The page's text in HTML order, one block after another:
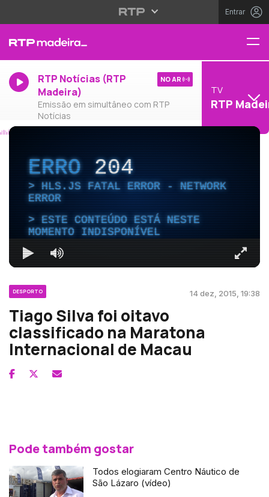
Entrar
RTP Notícias (RTP
Madeira)
Emissão em simultâneo com RTP
Notícias
NO AR
TV
RTP
ERRO204
HLS.JS FATAL ERROR - NETWORK
ERROR
ESTE CONTEÚDO ESTÁ NESTE
MOMENTO INDISPONÍVEL
DESPORTO 14 dez, 2015, 19:38
Tiago Silva foi oitavo
classificado na Maratona
Internacional de Macau
Pode também gostar
Todos elogiaram Centro Náutico de
São Lázaro (vídeo)